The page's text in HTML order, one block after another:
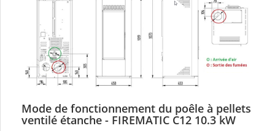
Mode de fonctionnement du poêle à pellets
ventilé étanche - FIREMATIC C12 10.3 kW